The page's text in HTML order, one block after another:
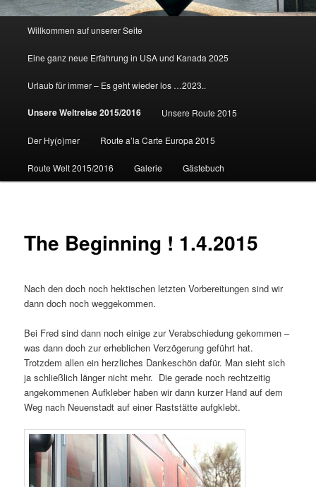
Willkommen auf unserer Seite
Eine ganz neue Erfahrung in USA und Kanada 2025
Urlaub für immer – Es geht wieder los …2023..
Unsere Weltreise 2015/2016 Unsere Route 2015
Der Hy(o)mer Route a’la Carte Europa 2015
Route Welt 2015/2016 Galerie Gästebuch
The Beginning ! 1.4.2015
Nach den doch noch hektischen letzten Vorbereitungen sind wir
dann doch noch weggekommen.
Bei Fred sind dann noch einige zur Verabschiedung gekommen –
was dann doch zur erheblichen Verzögerung geführt hat.
Trotzdem allen ein herzliches Dankeschön dafür. Man sieht sich
ja schließlich länger nicht mehr. Die gerade noch rechtzeitig
angekommenen Aufkleber haben wir dann kurzer Hand auf dem
Weg nach Neuenstadt auf einer Raststätte aufgklebt.